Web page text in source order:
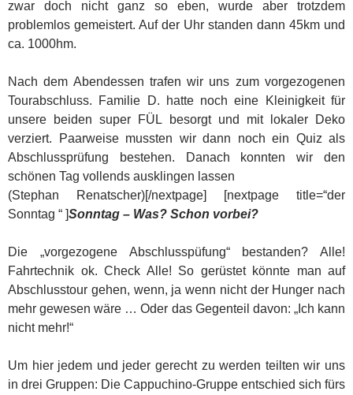
zwar doch nicht ganz so eben, wurde aber trotzdem
problemlos gemeistert. Auf der Uhr standen dann 45km und
ca. 1000hm.
Nach dem Abendessen trafen wir uns zum vorgezogenen
Tourabschluss. Familie D. hatte noch eine Kleinigkeit für
unsere beiden super FÜL besorgt und mit lokaler Deko
verziert. Paarweise mussten wir dann noch ein Quiz als
Abschlussprüfung bestehen. Danach konnten wir den
schönen Tag vollends ausklingen lassen
(Stephan Renatscher)[/nextpage] [nextpage title=“der
Sonntag “ ]Sonntag – Was? Schon vorbei?
Die „vorgezogene Abschlusspüfung“ bestanden? Alle!
Fahrtechnik ok. Check Alle! So gerüstet könnte man auf
Abschlusstour gehen, wenn, ja wenn nicht der Hunger nach
mehr gewesen wäre … Oder das Gegenteil davon: „Ich kann
nicht mehr!“
Um hier jedem und jeder gerecht zu werden teilten wir uns
in drei Gruppen: Die Cappuchino-Gruppe entschied sich fürs